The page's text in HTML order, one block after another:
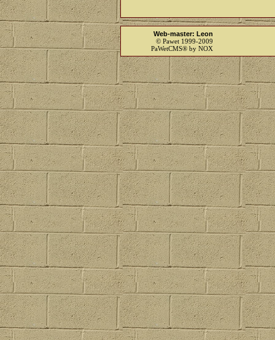
Web-master: Leon
© Pawet 1999-2009
PaWetCMS® by NOX